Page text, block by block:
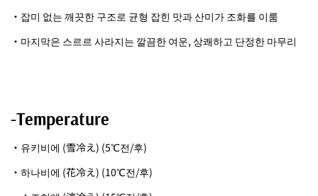
・잡미 없는 깨끗한 구조로 균형 잡힌 맛과 산미가 조화를 이룸
・마지막은 스르르 사라지는 깔끔한 여운, 상쾌하고 단정한 마무리
-Temperature
・유키비에 (雪冷え) (5℃전/후)
・하나비에 (花冷え) (10℃전/후)